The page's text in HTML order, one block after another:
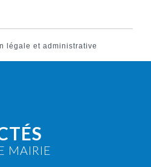
légale et administrative
MAIRIE